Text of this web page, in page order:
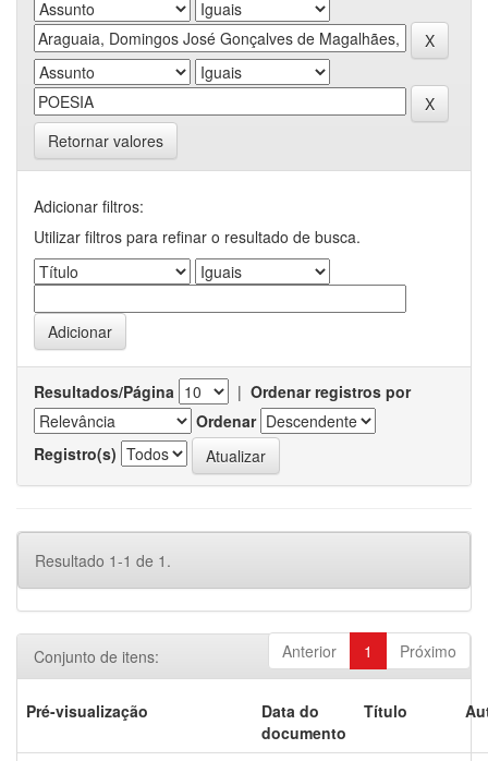
Retornar valores
Adicionar filtros:
Utilizar filtros para refinar o resultado de busca.
Resultados/Página | Ordenar registros por
Ordenar
Registro(s)
Resultado 1-1 de 1.
Anterior 1 Próximo
Conjunto de itens:
Pré-visualização
Data do
documento
Título